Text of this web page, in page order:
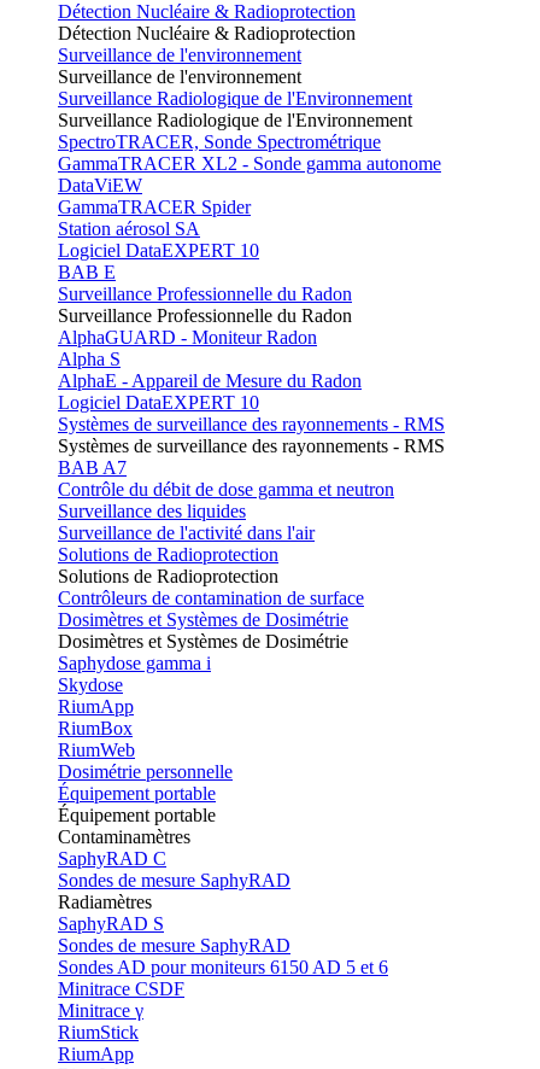
Détection Nucléaire & Radioprotection
Détection Nucléaire & Radioprotection
Surveillance de l'environnement
Surveillance de l'environnement
Surveillance Radiologique de l'Environnement
Surveillance Radiologique de l'Environnement
SpectroTRACER, Sonde Spectrométrique
GammaTRACER XL2 - Sonde gamma autonome
DataViEW
GammaTRACER Spider
Station aérosol SA
Logiciel DataEXPERT 10
BAB E
Surveillance Professionnelle du Radon
Surveillance Professionnelle du Radon
AlphaGUARD - Moniteur Radon
Alpha S
AlphaE - Appareil de Mesure du Radon
Logiciel DataEXPERT 10
Systèmes de surveillance des rayonnements - RMS
Systèmes de surveillance des rayonnements - RMS
BAB A7
Contrôle du débit de dose gamma et neutron
Surveillance des liquides
Surveillance de l'activité dans l'air
Solutions de Radioprotection
Solutions de Radioprotection
Contrôleurs de contamination de surface
Dosimètres et Systèmes de Dosimétrie
Dosimètres et Systèmes de Dosimétrie
Saphydose gamma i
Skydose
RiumApp
RiumBox
RiumWeb
Dosimétrie personnelle
Équipement portable
Équipement portable
Contaminamètres
SaphyRAD C
Sondes de mesure SaphyRAD
Radiamètres
SaphyRAD S
Sondes de mesure SaphyRAD
Sondes AD pour moniteurs 6150 AD 5 et 6
Minitrace CSDF
Minitrace γ
RiumStick
RiumApp